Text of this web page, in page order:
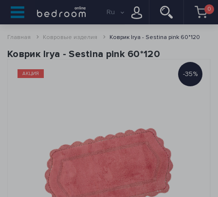
Ru 0
Главная Ковровые изделия Коврик Irya - Sestina pink 60*120
Коврик Irya - Sestina pink 60*120
-35%
АКЦИЯ